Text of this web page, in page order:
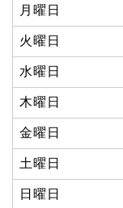
月曜日
火曜日
水曜日
木曜日
金曜日
土曜日
日曜日